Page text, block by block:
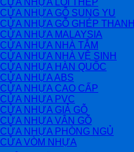
CỬA NHỰA LÕI THÉP
CỬA NHỰA GỖ SUNG YU
CỬA NHỰA GỖ GHÉP THANH
CỬA NHỰA MALAYSIA
CỬA NHỰA NHÀ TẮM
CỬA NHỰA NHÀ VỆ SINH
CỬA NHỰA HÀN QUỐC
CỬA NHỰA ABS
CỬA NHỰA CAO CẤP
CỬA NHỰA PVC
CỬA NHỰA GIẢ GỖ
CỬA NHỰA VÂN GỖ
CỬA NHỰA PHÒNG NGỦ
CỬA VÒM NHỰA